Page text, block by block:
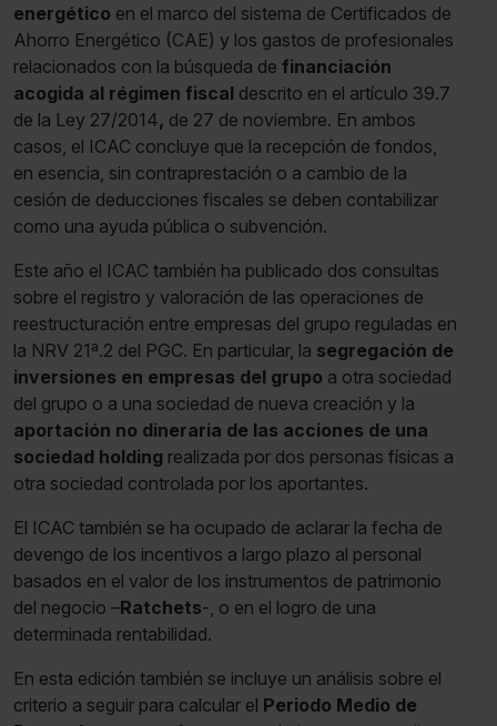
energético en el marco del sistema de Certificados de
Ahorro Energético (CAE) y los gastos de profesionales
relacionados con la búsqueda de financiación
acogida al régimen fiscal descrito en el artículo 39.7
de la Ley 27/2014, de 27 de noviembre. En ambos
casos, el ICAC concluye que la recepción de fondos,
en esencia, sin contraprestación o a cambio de la
cesión de deducciones fiscales se deben contabilizar
como una ayuda pública o subvención.
Este año el ICAC también ha publicado dos consultas
sobre el registro y valoración de las operaciones de
reestructuración entre empresas del grupo reguladas en
la NRV 21ª.2 del PGC. En particular, la segregación de
inversiones en empresas del grupo a otra sociedad
del grupo o a una sociedad de nueva creación y la
aportación no dineraria de las acciones de una
sociedad holding realizada por dos personas físicas a
otra sociedad controlada por los aportantes.
El ICAC también se ha ocupado de aclarar la fecha de
devengo de los incentivos a largo plazo al personal
basados en el valor de los instrumentos de patrimonio
del negocio –Ratchets-, o en el logro de una
determinada rentabilidad.
En esta edición también se incluye un análisis sobre el
criterio a seguir para calcular el Periodo Medio de